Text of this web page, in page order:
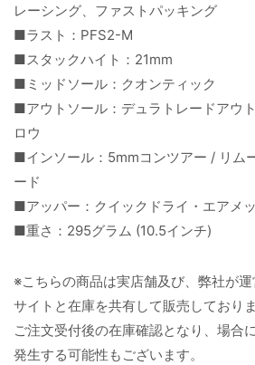
レーシング、ファストパッキング
■ラスト：PFS2-M
■スタックハイト：21mm
■ミッドソール：クオンティック
■アウトソール：デュラトレードアウ
ロウ
■インソール：5mmコンツアー / リム
ード
■アッパー：クイックドライ・エアメ
■重さ：295グラム (10.5インチ)
※こちらの商品は実店舗及び、弊社が
サイトと在庫を共有して販売しておりま
ご注文受付後の在庫確認となり、場合
発生する可能性もございます。